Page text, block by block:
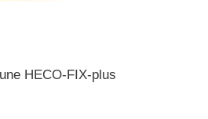
HECO-FIX-plus